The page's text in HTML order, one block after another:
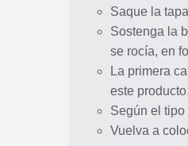
Saque la
Sostenga la
se rocía, en
La primera
este producto.
Según el
Vuelva a